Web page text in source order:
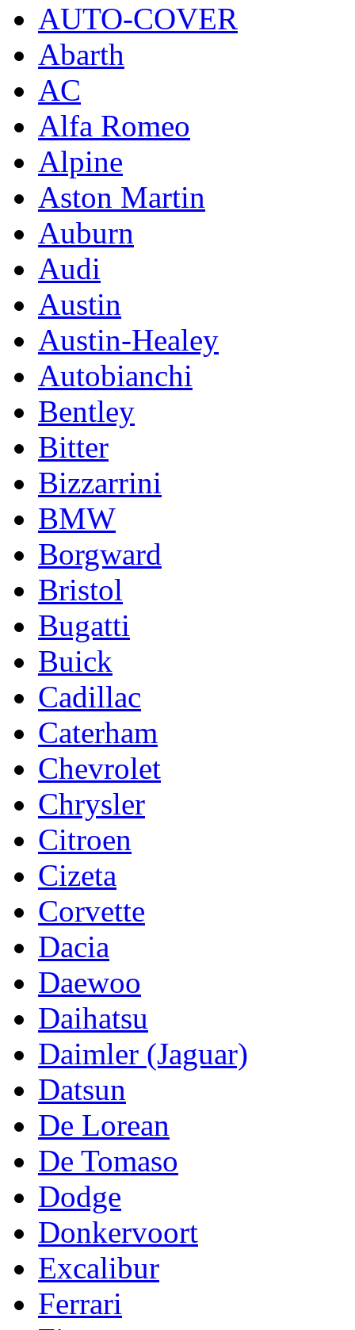
AUTO-COVER
Abarth
AC
Alfa Romeo
Alpine
Aston Martin
Auburn
Audi
Austin
Austin-Healey
Autobianchi
Bentley
Bitter
Bizzarrini
BMW
Borgward
Bristol
Bugatti
Buick
Cadillac
Caterham
Chevrolet
Chrysler
Citroen
Cizeta
Corvette
Dacia
Daewoo
Daihatsu
Daimler (Jaguar)
Datsun
De Lorean
De Tomaso
Dodge
Donkervoort
Excalibur
Ferrari